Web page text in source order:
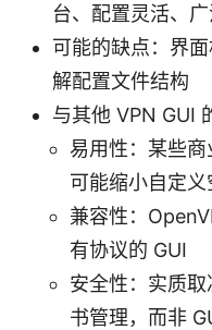
台、配置灵活、
可能的缺点：界
解配置文件结构
与其他 VPN GUI
易用性：某些
可能缩小自定义
兼容性：
有协议的 GUI
安全性：实质
书管理，而非